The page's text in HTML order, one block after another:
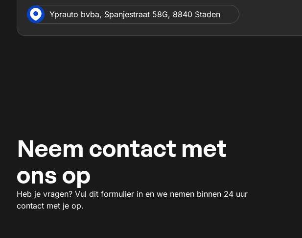
Yprauto bvba, Spanjestraat 58G, 8840 Staden
Neem contact met
ons op
Heb je vragen? Vul dit formulier in en we nemen binnen 24 uur
contact met je op.